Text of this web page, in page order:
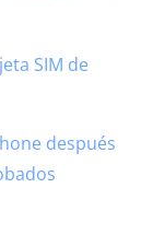
SIM de
después